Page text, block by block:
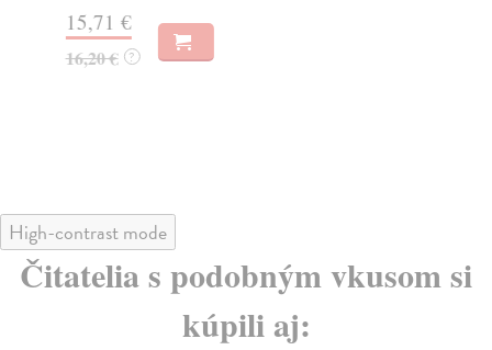
15,71 €
16,20 € ?
High-contrast mode
Čitatelia s podobným vkusom si
kúpili aj: